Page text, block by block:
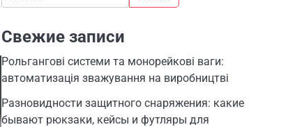
Свежие записи
Рольгангові системи та монорейкові ваги:
автоматизація зважування на виробництві
Разновидности защитного снаряжения: какие
бывают рюкзаки, кейсы и футляры для